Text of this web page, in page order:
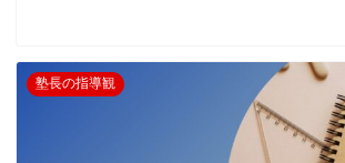
塾長の指導観